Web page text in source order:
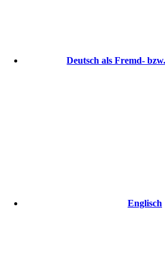
Deutsch als Fremd-
Englisch